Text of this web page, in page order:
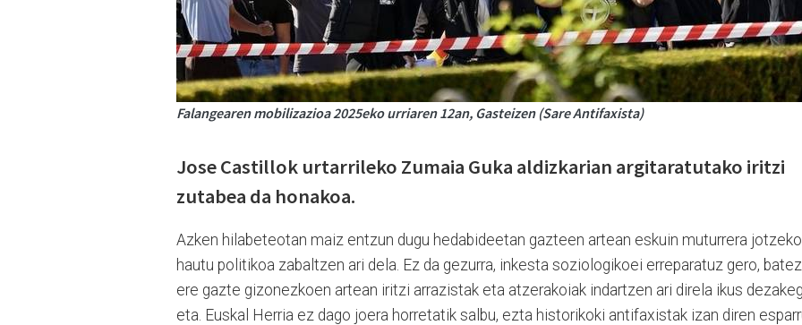
Falangearen mobilizazioa 2025eko urriaren 12an, Gasteizen (Sare Antifaxista)
Jose Castillok urtarrileko Zumaia Guka aldizkarian argitaratutako iritzi
zutabea da honakoa.
Azken hilabeteotan maiz entzun dugu hedabideetan gazteen artean eskuin muturrera jotzeko
hautu politikoa zabaltzen ari dela. Ez da gezurra, inkesta soziologikoei erreparatuz gero, batez
ere gazte gizonezkoen artean iritzi arrazistak eta atzerakoiak indartzen ari direla ikus
eta. Euskal Herria ez dago joera horretatik salbu, ezta historikoki antifaxistak izan diren